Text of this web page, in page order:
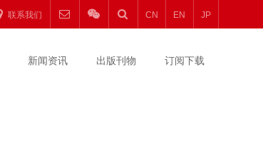
联系我们 CN EN JP
新闻资讯 出版刊物 订阅下载